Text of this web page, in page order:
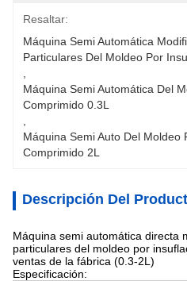
Resaltar:
Máquina Semi Automática
Particulares Del Moldeo Por
Máquina Semi Automática Del
Comprimido 0.3L
Máquina Semi Auto Del Moldeo
Comprimido 2L
Descripción Del
Máquina semi automática directa
particulares del moldeo por
ventas de la fábrica (0.3-2L)
Especificación: